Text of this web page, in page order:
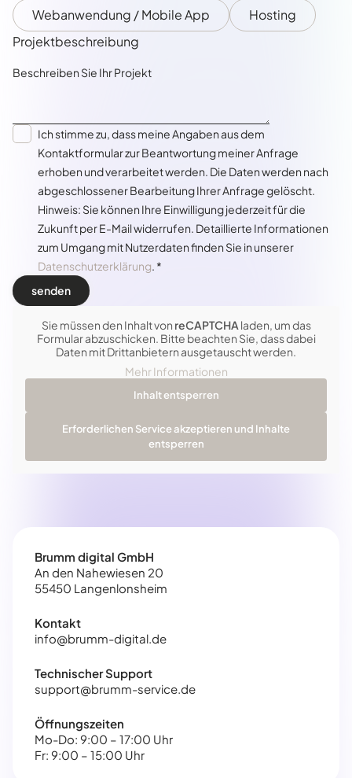
Webanwendung / Mobile App
Hosting
Projektbeschreibung
Ich stimme zu, dass meine Angaben aus dem
Kontaktformular zur Beantwortung meiner Anfrage
erhoben und verarbeitet werden. Die Daten werden nach
abgeschlossener Bearbeitung Ihrer Anfrage gelöscht.
Hinweis: Sie können Ihre Einwilligung jederzeit für die
Zukunft per E-Mail widerrufen. Detaillierte Informationen
zum Umgang mit Nutzerdaten finden Sie in unserer
Datenschutzerklärung. *
Sie müssen den Inhalt von reCAPTCHA laden, um das
Formular abzuschicken. Bitte beachten Sie, dass dabei
Daten mit Drittanbietern ausgetauscht werden.
Mehr Informationen
Inhalt entsperren
Erforderlichen Service akzeptieren und Inhalte
entsperren
Brumm digital GmbH
An den Nahewiesen 20
55450 Langenlonsheim
Kontakt
info@brumm-digital.de
Technischer Support
support@brumm-service.de
Öffnungszeiten
Mo-Do: 9:00 – 17:00 Uhr
Fr: 9:00 – 15:00 Uhr